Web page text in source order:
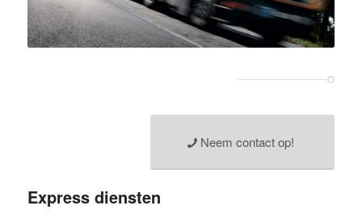
Neem contact op!
Express diensten